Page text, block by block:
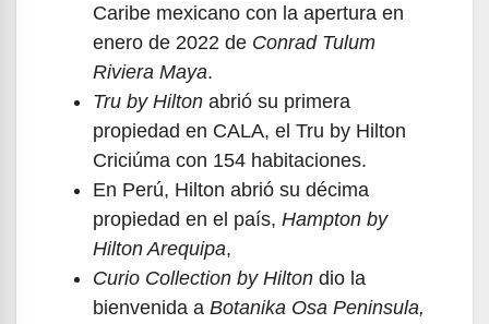
Caribe mexicano con la apertura en
enero de 2022 de Conrad Tulum
Riviera Maya.
Tru by Hilton abrió su primera
propiedad en CALA, el Tru by Hilton
Criciúma con 154 habitaciones.
En Perú, Hilton abrió su décima
propiedad en el país, Hampton by
Hilton Arequipa,
Curio Collection by Hilton dio la
bienvenida a Botanika Osa Peninsula,